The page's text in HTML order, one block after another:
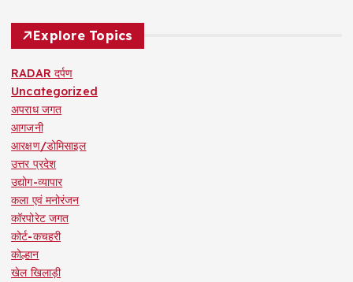
Explore Topics
RADAR दर्पण
Uncategorized
अपराध जगत
आगजनी
आरक्षण/डोमिसाइल
उत्तर प्रदेश
उद्योग-व्यापार
कला एवं मनोरंजन
कॉरपोरेट जगत
कोर्ट-कचहरी
कोल्हान
खेल खिलाड़ी